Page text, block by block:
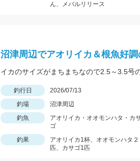
ん、メバルリリース
沼津周辺でアオリイカ＆根魚好調
釣行日 2026/07/13
釣場
沼津周辺
釣魚
アオリイカ・オオモンハタ・カ
ゴ
釣果
アオリイカ1杯、オオモンハタ２
匹、カサゴ1匹